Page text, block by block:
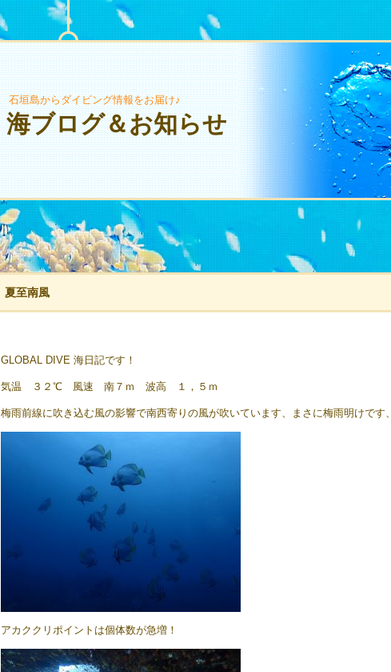
石垣島からダイビング情報をお届け♪
海ブログ＆お知らせ
夏至南風
GLOBAL DIVE 海日記です！
気温 ３２℃ 風速 南７ｍ 波高 １，５ｍ
梅雨前線に吹き込む風の影響で南西寄りの風が吹いています、まさに梅雨明けです、
アカククリポイントは個体数が急増！